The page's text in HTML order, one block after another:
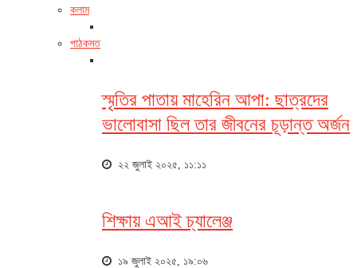
কলাম
পাঠকমত
স্মৃতির পাতায় মাহেরিন আপা: ছাত্রদের
ভালোবাসা ছিল তার জীবনের চূড়ান্ত অর্জন
২২ জুলাই ২০২৫, ১১:১১
শিক্ষায় এআই চ্যালেঞ্জ
১৯ জুলাই ২০২৫, ১৯:০৬